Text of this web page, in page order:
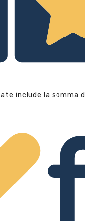
include la somma